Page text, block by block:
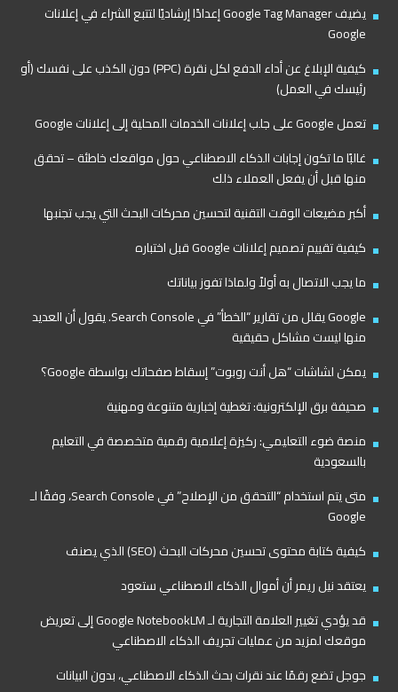
يضيف Google Tag Manager إعدادًا إرشاديًا لتتبع الشراء في إعلانات
Google
كيفية الإبلاغ عن أداء الدفع لكل نقرة (PPC) دون الكذب على نفسك (أو
رئيسك في العمل)
تعمل Google على جلب إعلانات الخدمات المحلية إلى إعلانات Google
غالبًا ما تكون إجابات الذكاء الاصطناعي حول مواقعك خاطئة – تحقق
منها قبل أن يفعل العملاء ذلك
أكبر مضيعات الوقت التقنية لتحسين محركات البحث التي يجب تجنبها
كيفية تقييم تصميم إعلانات Google قبل اختباره
ما يجب الاتصال به أولاً ولماذا تفوز بياناتك
Google يقلل من تقارير “الخطأ” في Search Console. يقول أن العديد
منها ليست مشاكل حقيقية
يمكن لشاشات “هل أنت روبوت” إسقاط صفحاتك بواسطة Google؟
صحيفة برق الإلكترونية: تغطية إخبارية متنوعة ومهنية
منصة ضوء التعليمي: ركيزة إعلامية رقمية متخصصة في التعليم
بالسعودية
متى يتم استخدام “التحقق من الإصلاح” في Search Console، وفقًا لـ
Google
كيفية كتابة محتوى تحسين محركات البحث (SEO) الذي يصنف
يعتقد نيل ريمر أن أموال الذكاء الاصطناعي ستعود
قد يؤدي تغيير العلامة التجارية لـ Google NotebookLM إلى تعريض
موقعك لمزيد من عمليات تجريف الذكاء الاصطناعي
جوجل تضع رقمًا عند نقرات بحث الذكاء الاصطناعي، بدون البيانات